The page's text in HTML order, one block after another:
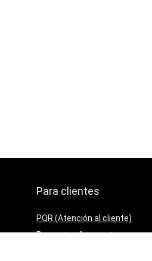
Para clientes
PQR (Atención al cliente)
Preguntas frecuentes